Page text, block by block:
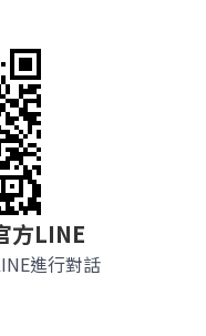
方LINE
進行對話